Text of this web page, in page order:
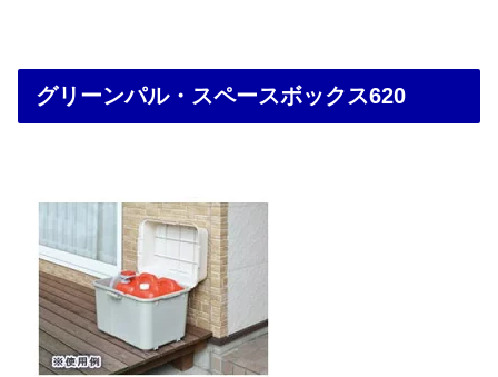
グリーンパル・スペースボックス620